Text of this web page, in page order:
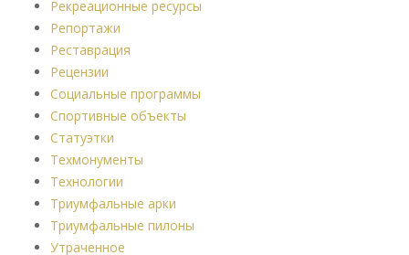
Рекреационные ресурсы
Репортажи
Реставрация
Рецензии
Социальные программы
Спортивные объекты
Статуэтки
Техмонументы
Технологии
Триумфальные арки
Триумфальные пилоны
Утраченное